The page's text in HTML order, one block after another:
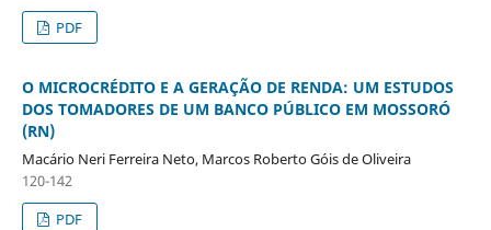
PDF
O MICROCRÉDITO E A GERAÇÃO DE RENDA: UM ESTUDOS
DOS TOMADORES DE UM BANCO PÚBLICO EM MOSSORÓ
(RN)
Macário Neri Ferreira Neto, Marcos Roberto Góis de Oliveira
120-142
PDF